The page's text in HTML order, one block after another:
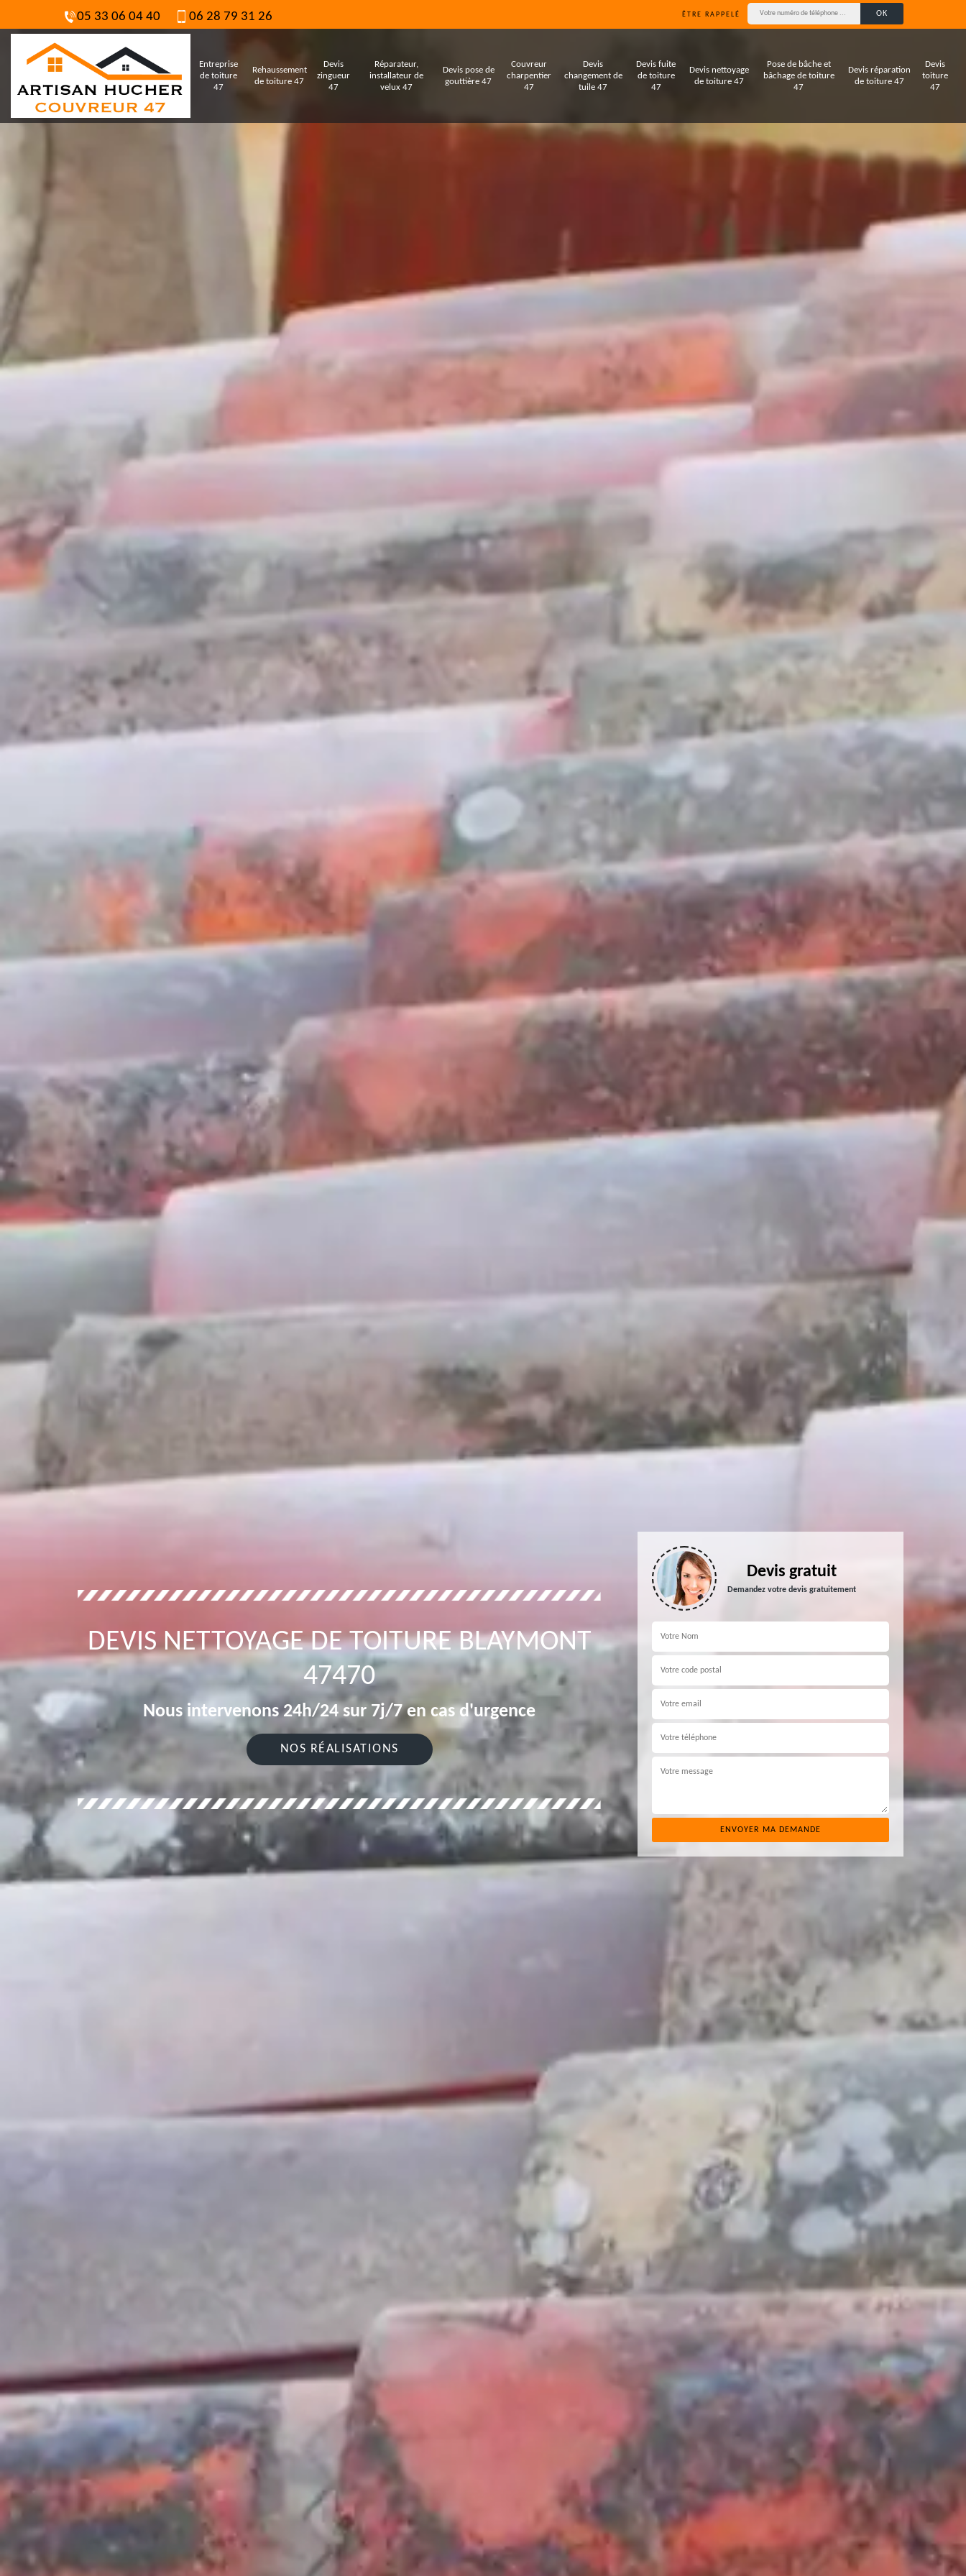
05 33 06 04 40 06 28 79 31 26 ÊTRE RAPPELÉ
Entreprise
de toiture
47
Rehaussement
de toiture 47
Devis
zingueur
47
Réparateur,
installateur de
velux 47
Devis pose de
gouttière 47
Couvreur
charpentier
47
Devis
changement de
tuile 47
Devis fuite
de toiture
47
Devis nettoyage
de toiture 47
Pose de bâche et
bâchage de toiture
47
Devis réparation
de toiture 47
Devis
toiture
47
DEVIS NETTOYAGE DE TOITURE BLAYMONT
47470
Nous intervenons 24h/24 sur 7j/7 en cas d'urgence
NOS RÉALISATIONS
Devis gratuit
Demandez votre devis gratuitement